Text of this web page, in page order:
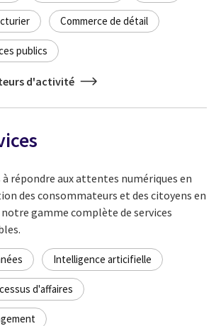
Commerce de détail
publics
d'activité
à répondre aux attentes numériques en
des consommateurs et des citoyens en
gamme complète de services
Intelligence articifielle
d'affaires